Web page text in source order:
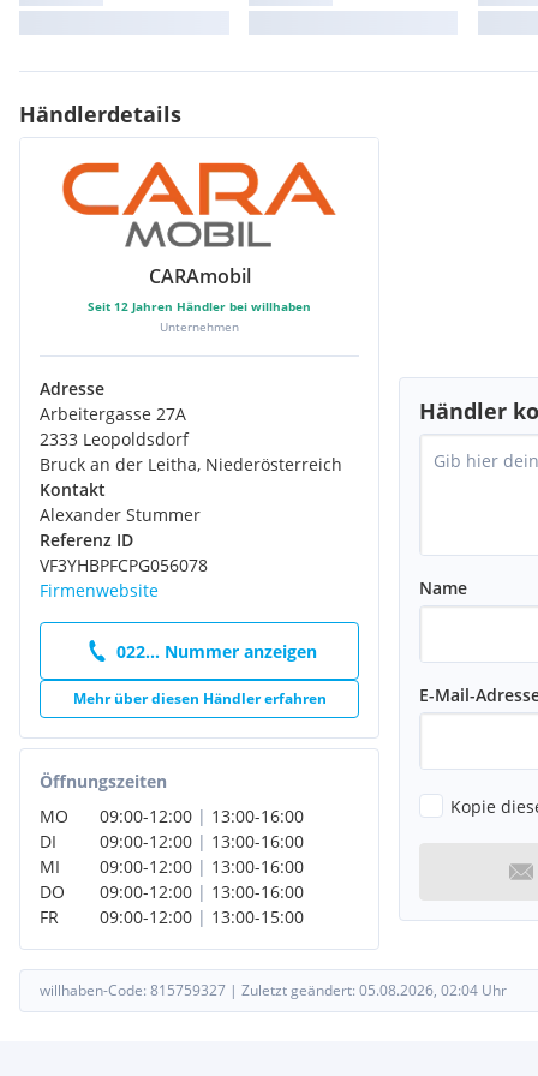
ABS
Anhängerkupplung
Ersatzrad
Feder verstärkt
Regensensor
Rußpartikelfilter
Hebe-Kippfenster
Kleiderschrankbeleuchtung
Umbaubett
Fussbodenheizung elektrisch
Zusatzbatterie
Isofix
Dieselheizung
Händlerdetails
CARAmobil
Seit 12 Jahren Händler bei willhaben
Unternehmen
Adresse
Arbeitergasse 27A
2333 Leopoldsdorf
Bruck an der Leitha, Niederösterreich
Kontakt
Alexander Stummer
Referenz ID
VF3YHBPFCPG056078
Firmenwebsite
022... Nummer anzeigen
Mehr über diesen Händler erfahren
Öffnungszeiten
MO
09:00-12:00 | 13:00-16:00
DI
09:00-12:00 | 13:00-16:00
MI
09:00-12:00 | 13:00-16:00
DO
09:00-12:00 | 13:00-16:00
FR
09:00-12:00 | 13:00-15:00
Händler
Name
E-Mail-
Kopie
willhaben-Code: 815759327 | Zuletzt geändert: 05.08.2026, 02:04 Uhr